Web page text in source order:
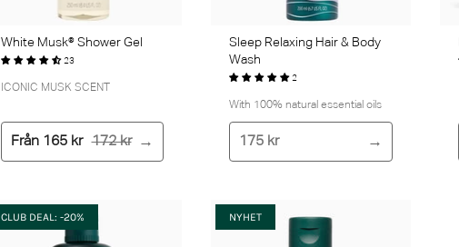
White Musk® Shower Gel
23
ICONIC MUSK SCENT
Från165 kr 172 kr
Sleep Relaxing Hair & Body
Wash
2
With 100% natural essential oils
175 kr
CLUB DEAL: -20% NYHET